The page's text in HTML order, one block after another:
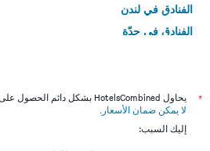
الفنادق في لندن
الفنادق في جدّة
*
يحاول HotelsCombined بشكل دائم الحصول على الأسعار الدقيقة، ولكن
لا يمكن ضمان الأسعار .
إليك السبب: